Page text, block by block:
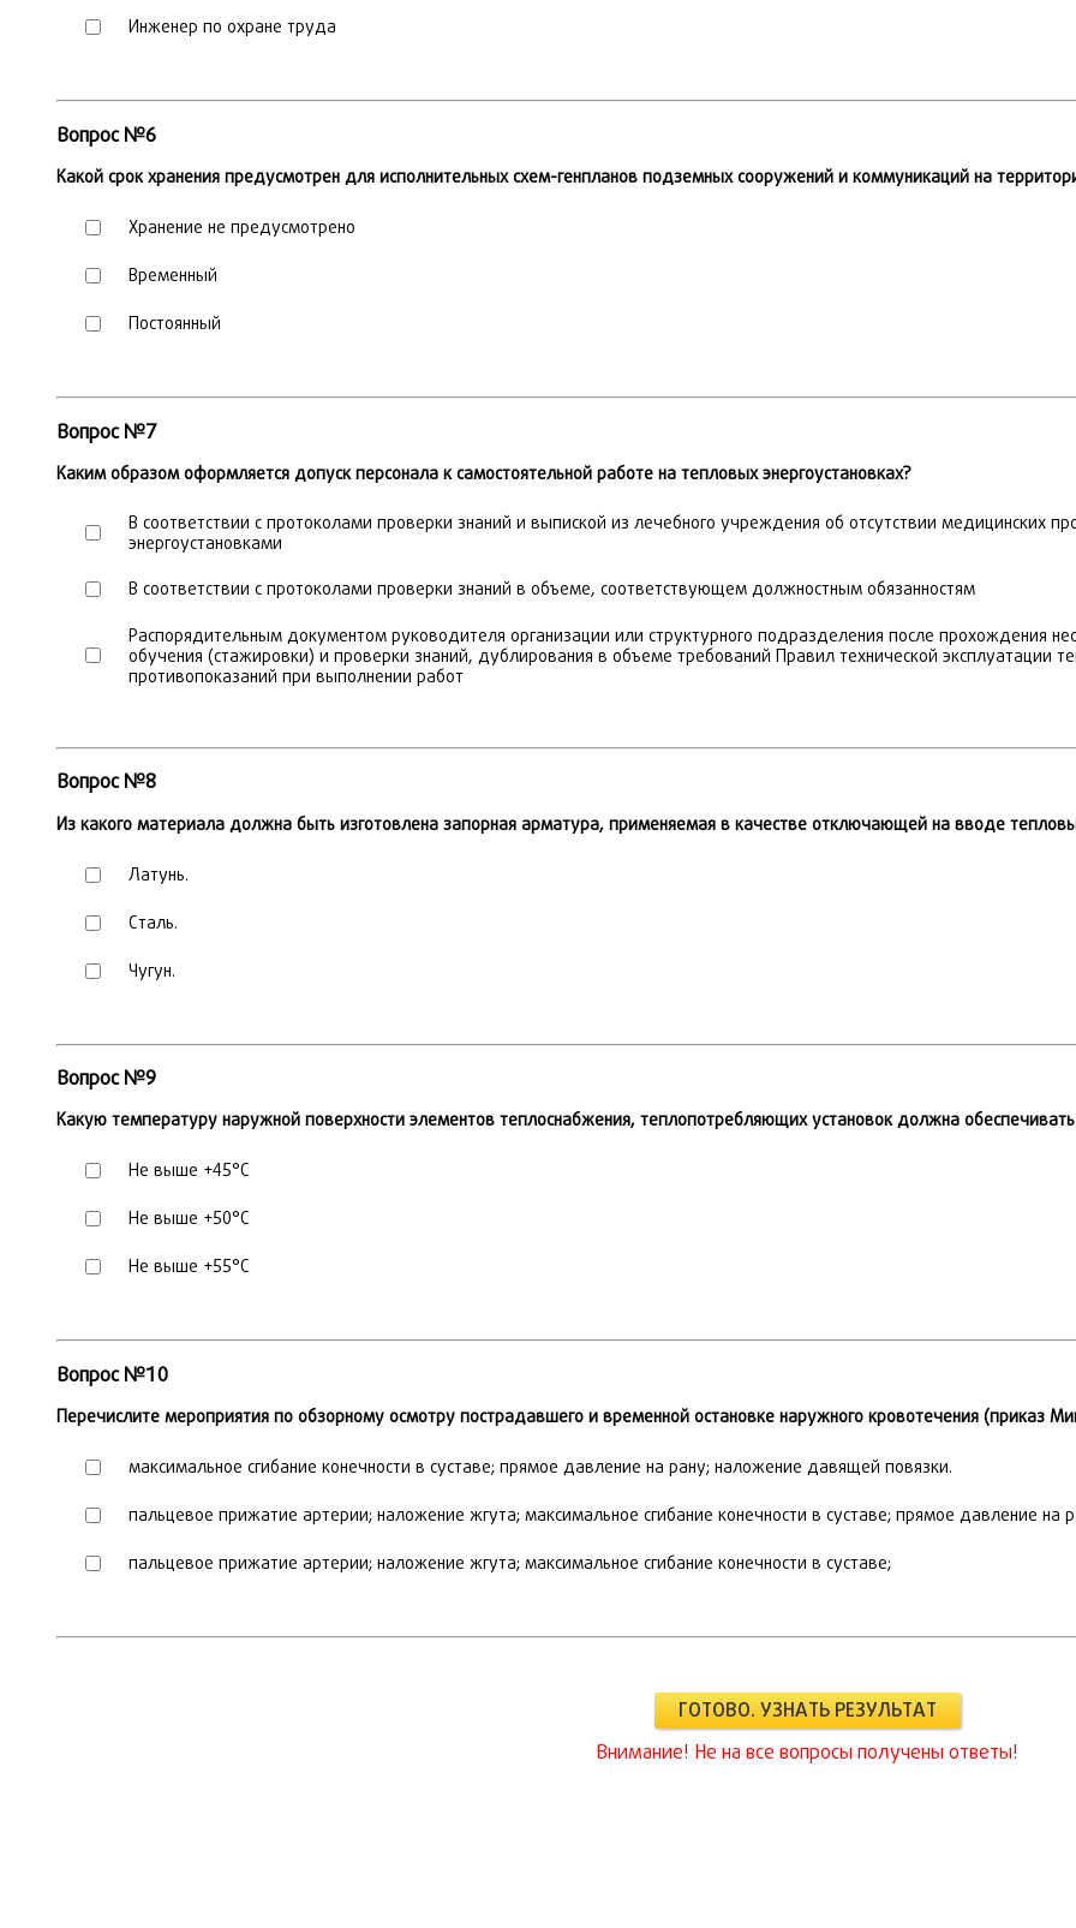
Инженер по охране труда
Вопрос №6
Какой срок хранения предусмотрен для исполнительных схем-генпланов подземных сооружений и коммуникаций на
Хранение не предусмотрено
Временный
Постоянный
Вопрос №7
Каким образом оформляется допуск персонала к самостоятельной работе на тепловых энергоустановках?
В соответствии с протоколами проверки знаний и выпиской из лечебного учреждения об отсутствии медицинских
энергоустановками
В соответствии с протоколами проверки знаний в объеме, соответствующем должностным обязанностям
Распорядительным документом руководителя организации или структурного подразделения после прохождения
обучения (стажировки) и проверки знаний, дублирования в объеме требований Правил технической эксплуатации
противопоказаний при выполнении работ
Вопрос №8
Из какого материала должна быть изготовлена запорная арматура, применяемая в качестве отключающей на вводе
Латунь.
Сталь.
Чугун.
Вопрос №9
Какую температуру наружной поверхности элементов теплоснабжения, теплопотребляющих установок должна
Не выше +45°С
Не выше +50°С
Не выше +55°С
Вопрос №10
Перечислите мероприятия по обзорному осмотру пострадавшего и временной остановке наружного кровотечения (приказ
максимальное сгибание конечности в суставе; прямое давление на рану; наложение давящей повязки.
пальцевое прижатие артерии; наложение жгута; максимальное сгибание конечности в суставе; прямое давление на
пальцевое прижатие артерии; наложение жгута; максимальное сгибание конечности в суставе;
ГОТОВО. УЗНАТЬ РЕЗУЛЬТАТ
Внимание! Не на все вопросы получены ответы!